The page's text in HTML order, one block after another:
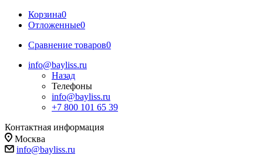
Корзина0
Отложенные0
Сравнение товаров0
info@bayliss.ru
Назад
Телефоны
info@bayliss.ru
+7 800 101 65 39
Контактная информация
Москва
info@bayliss.ru